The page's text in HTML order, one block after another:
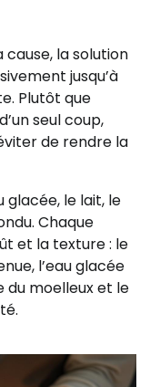
cause, la solution
jusqu’à
Plutôt que
seul coup,
de rendre la
glacée, le lait, le
Chaque
et la texture : le
l’eau glacée
du moelleux et le